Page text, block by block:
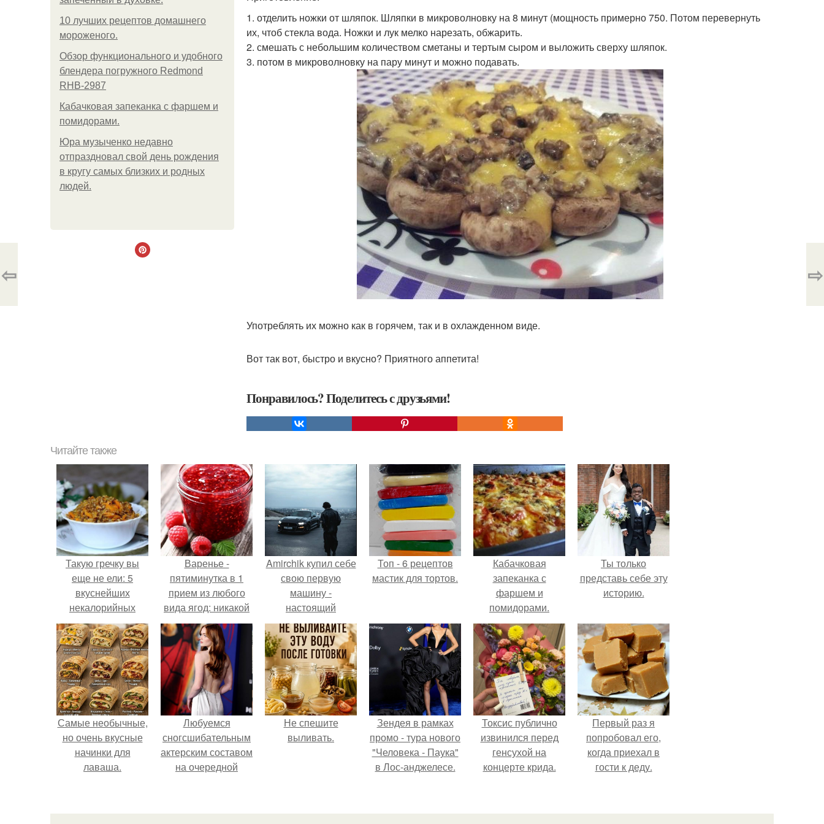
10 лучших рецептов домашнего
мороженого.
Обзор функционального и удобного
блендера погружного Redmond
RHB-2987
Кабачковая запеканка с фаршем и
помидорами.
Юра музыченко недавно
отпраздновал свой день рождения
в кругу самых близких и родных
людей.
1. отделить ножки от шляпок. Шляпки в микроволновку на 8 минут (мощность примерно 750. Потом перевернуть
их, чтоб стекла вода. Ножки и лук мелко нарезать, обжарить.
2. смешать с небольшим количеством сметаны и тертым сыром и выложить сверху шляпок.
3. потом в микроволновку на пару минут и можно подавать.
Употреблять их можно как в горячем, так и в охлажденном виде.
Вот так вот, быстро и вкусно? Приятного аппетита!
Понравилось? Поделитесь с друзьями!
⇦ ⇨
Читайте также
Такую гречку вы
еще не ели: 5
вкуснейших
некалорийных
рецептов с одной
из самых полезных
круп.
Варенье -
пятиминутка в 1
прием из любого
вида ягод: никакой
длительной варки,
все витамины на
месте!
Amirchik купил себе
свою первую
машину -
настоящий
автомобиль мечты
для многих
автолюбителей.
Топ - 6 рецептов
мастик для тортов.
Кабачковая
запеканка с
фаршем и
помидорами.
Ты только
представь себе эту
историю.
Самые необычные,
но очень вкусные
начинки для
лаваша.
Любуемся
сногсшибательным
актерским составом
на очередной
Не спешите
выливать.
Зендея в рамках
промо - тура нового
"Человека - Паука"
в Лос-анджелесе.
Токсис публично
извинился перед
генсухой на
концерте крида.
Первый раз я
попробовал его,
когда приехал в
гости к деду.